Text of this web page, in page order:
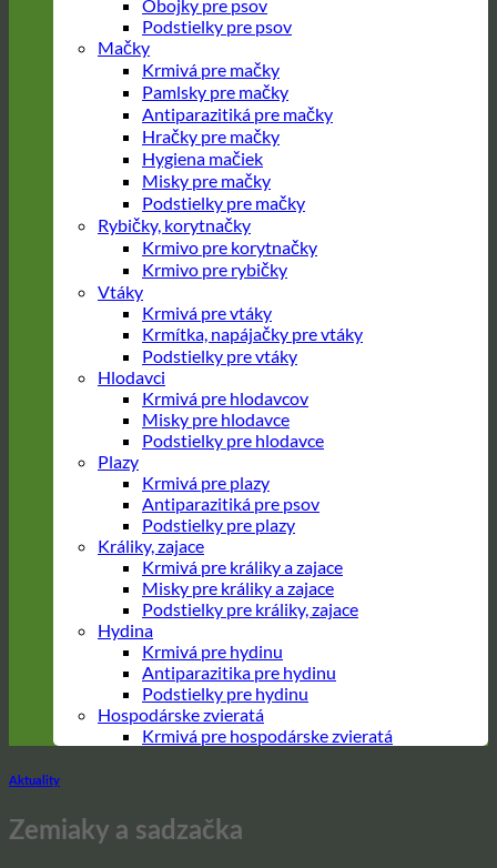
Obojky pre psov
Podstielky pre psov
Mačky
Krmivá pre mačky
Pamlsky pre mačky
Antiparazitiká pre mačky
Hračky pre mačky
Hygiena mačiek
Misky pre mačky
Podstielky pre mačky
Rybičky, korytnačky
Krmivo pre korytnačky
Krmivo pre rybičky
Vtáky
Krmivá pre vtáky
Krmítka, napájačky pre vtáky
Podstielky pre vtáky
Hlodavci
Krmivá pre hlodavcov
Misky pre hlodavce
Podstielky pre hlodavce
Plazy
Krmivá pre plazy
Antiparazitiká pre psov
Podstielky pre plazy
Králiky, zajace
Krmivá pre králiky a zajace
Misky pre králiky a zajace
Podstielky pre králiky, zajace
Hydina
Krmivá pre hydinu
Antiparazitika pre hydinu
Podstielky pre hydinu
Hospodárske zvieratá
Krmivá pre hospodárske zvieratá
Aktuality
Zemiaky a sadzačka